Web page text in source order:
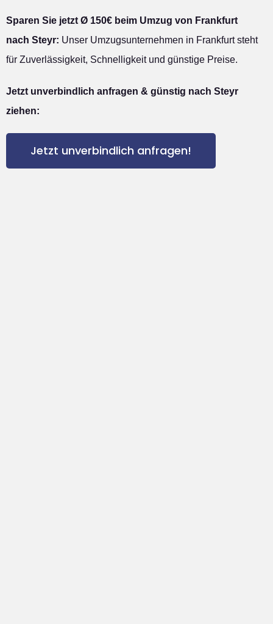
Sparen Sie jetzt Ø 150€ beim Umzug von Frankfurt
nach Steyr: Unser Umzugsunternehmen in Frankfurt steht
für Zuverlässigkeit, Schnelligkeit und günstige Preise.
Jetzt unverbindlich anfragen & günstig nach Steyr
ziehen:
Jetzt unverbindlich anfragen!